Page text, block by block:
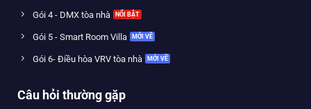
Gói 4 - DMX tòa nhà
Gói 5 - Smart Room Villa
Gói 6- Điều hòa VRV tòa nhà
Câu hỏi thường gặp